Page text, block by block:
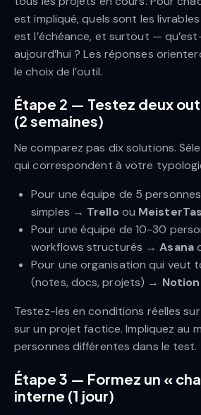
est impliqué, quels sont les
est l’échéance, et surtout —
aujourd’hui ? Les réponses
le choix de l’outil.
Étape 2 — Testez deux
(2 semaines)
Ne comparez pas dix solutions.
qui correspondent à votre
Pour une équipe de 5
simples → Trello ou
Pour une équipe de 10-30
workflows structurés →Asana
Pour une organisation qui veut
(notes, docs, projets) → Notion
Testez-les en conditions réelles
sur un projet factice. Impliquez au
personnes différentes dans le test.
Étape 3 — Formez un «
interne (1 jour)